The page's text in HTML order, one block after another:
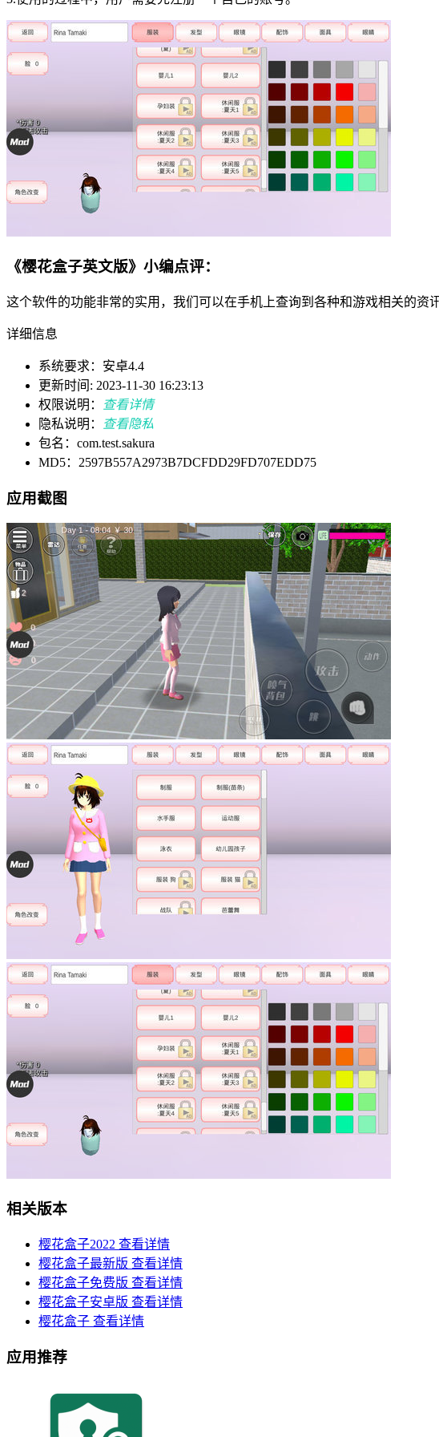
《樱花盒子英文版》小编点评：
这个软件的功能非常的实用，我们可以在手机上查询到各种和游戏相关的资
详细信息
系统要求：安卓4.4
更新时间: 2023-11-30 16:23:13
权限说明：
查看详情
隐私说明：
查看隐私
包名：com.test.sakura
MD5：2597B557A2973B7DCFDD29FD707EDD75
应用截图
相关版本
樱花盒子2022 查看详情
樱花盒子最新版 查看详情
樱花盒子免费版 查看详情
樱花盒子安卓版 查看详情
樱花盒子 查看详情
应用推荐